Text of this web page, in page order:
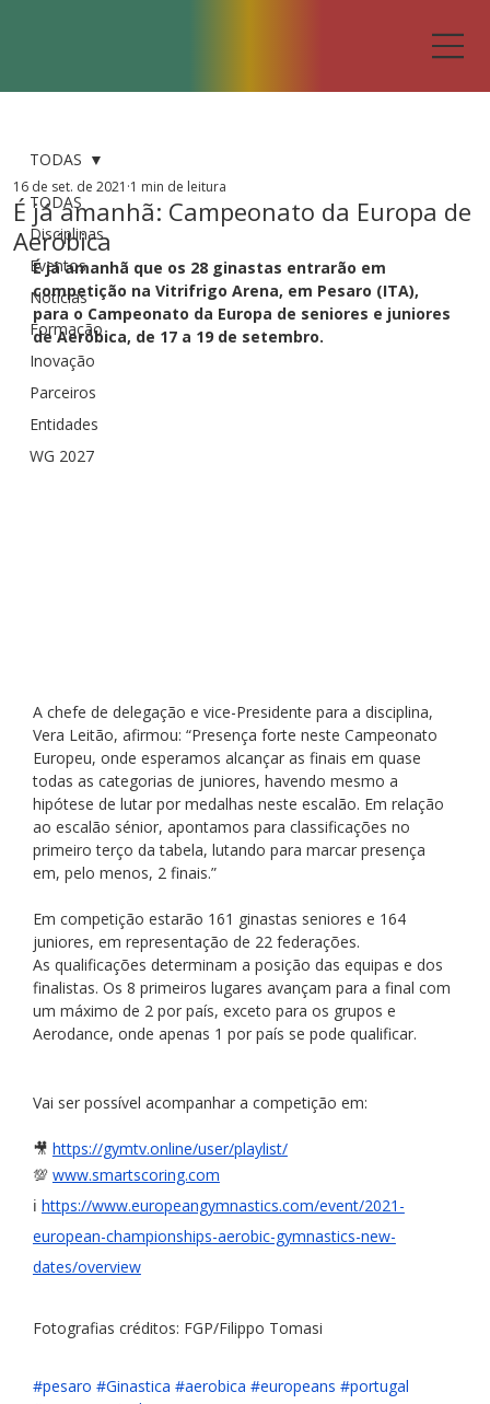
TODAS
Disciplinas
Eventos
Notícias
Formação
Inovação
Parceiros
Entidades
WG 2027
TODAS
É já amanhã: Campeonato da Europa de
Aeróbica
16 de set. de 2021 1 min de leitura
É já amanhã que os 28 ginastas entrarão em
competição na Vitrifrigo Arena, em Pesaro (ITA),
para o Campeonato da Europa de seniores e juniores
de Aeróbica, de 17 a 19 de setembro.
A chefe de delegação e vice-Presidente para a disciplina,
Vera Leitão, afirmou: “Presença forte neste Campeonato
Europeu, onde esperamos alcançar as finais em quase
todas as categorias de juniores, havendo mesmo a
hipótese de lutar por medalhas neste escalão. Em relação
ao escalão sénior, apontamos para classificações no
primeiro terço da tabela, lutando para marcar presença
em, pelo menos, 2 finais.”
Em competição estarão 161 ginastas seniores e 164
juniores, em representação de 22 federações.
As qualificações determinam a posição das equipas e dos
finalistas. Os 8 primeiros lugares avançam para a final com
um máximo de 2 por país, exceto para os grupos e
Aerodance, onde apenas 1 por país se pode qualificar.
Vai ser possível acompanhar a competição em:
🎥 https://gymtv.online/user/playlist/
💯 www.smartscoring.com
ℹ️ https://www.europeangymnastics.com/event/2021-
european-championships-aerobic-gymnastics-new-
dates/overview
Fotografias créditos: FGP/Filippo Tomasi
#pesaro #Ginastica #aerobica #europeans #portugal